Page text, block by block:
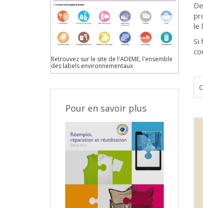
Retrouvez sur le site de l'ADEME, l'ensemble
des labels environnementaux
Pour en savoir plus
le
Si